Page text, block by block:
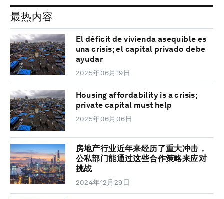
最热内容
El déficit de vivienda asequible es
una crisis; el capital privado debe
ayudar
2025年06月19日
Housing affordability is a crisis;
private capital must help
2025年06月06日
房地产行业近年来经历了重大冲击，
公私部门能通过这些合作策略来应对
挑战
2024年12月29日